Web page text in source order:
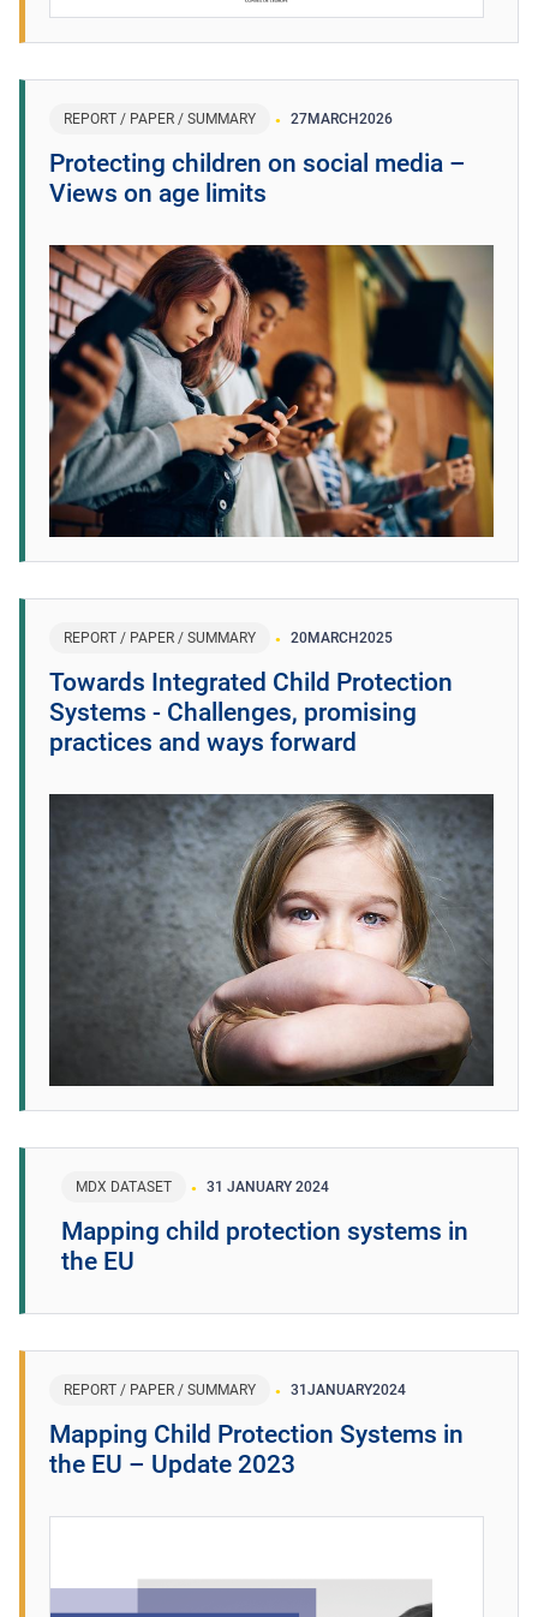
REPORT / PAPER / SUMMARY 27MARCH2026
Protecting children on social media –
Views on age limits
REPORT / PAPER / SUMMARY 20MARCH2025
Towards Integrated Child Protection
Systems - Challenges, promising
practices and ways forward
MDX DATASET 31 JANUARY 2024
Mapping child protection systems in
the EU
REPORT / PAPER / SUMMARY 31JANUARY2024
Mapping Child Protection Systems in
the EU – Update 2023